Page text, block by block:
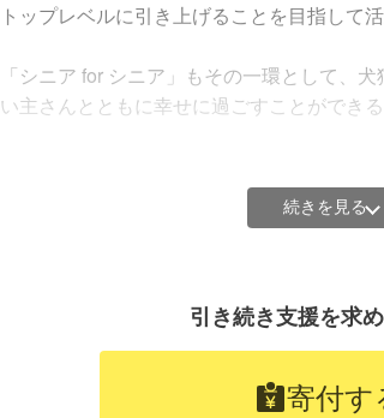
シニア犬猫と新しい家族との出会いを後押しする
・シニア犬猫の現状：譲渡の難しさ
◆シニア犬猫の現状：譲渡の難しさ
保護現場では、保護される犬猫の中でシニ
トップレベルに引き上げることを目指して
「シニア for シニア」もその一環として、
い主さんとともに幸せに過ごすことができ
続きを見る
引き続き支援を求
寄付す